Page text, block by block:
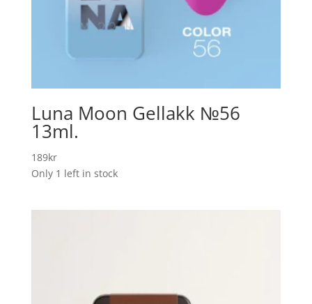
Luna Moon Gellakk №56
13ml.
189kr
Only 1 left in stock